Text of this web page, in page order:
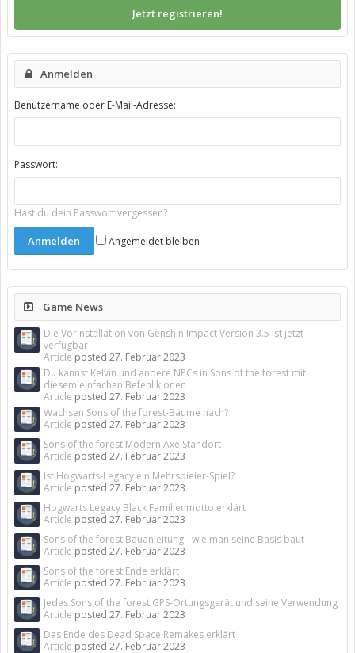
Jetzt registrieren!
Anmelden
Benutzername oder E-Mail-Adresse:
Passwort:
Hast du dein Passwort vergessen?
Angemeldet bleiben
Game News
Die Vorinstallation von Genshin Impact Version 3.5 ist jetzt
verfügbar
Article posted 27. Februar 2023
Du kannst Kelvin und andere NPCs in Sons of the forest mit
diesem einfachen Befehl klonen
Article posted 27. Februar 2023
Wachsen Sons of the forest-Bäume nach?
Article posted 27. Februar 2023
Sons of the forest Modern Axe Standort
Article posted 27. Februar 2023
Ist Hogwarts-Legacy ein Mehrspieler-Spiel?
Article posted 27. Februar 2023
Hogwarts Legacy Black Familienmotto erklärt
Article posted 27. Februar 2023
Sons of the forest Bauanleitung - wie man seine Basis baut
Article posted 27. Februar 2023
Sons of the forest Ende erklärt
Article posted 27. Februar 2023
Jedes Sons of the forest GPS-Ortungsgerät und seine Verwendung
Article posted 27. Februar 2023
Das Ende des Dead Space Remakes erklärt
Article posted 27. Februar 2023